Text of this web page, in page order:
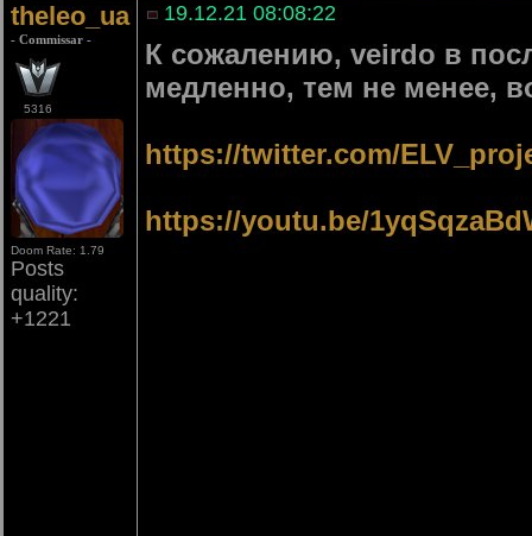
theleo_ua
- Commissar -
5316
Doom Rate: 1.79
Posts
quality:
+1221
19.12.21 08:08:22
К сожалению, veirdo в
медленно, тем не менее,
https://twitter.com/
https://youtu.be/